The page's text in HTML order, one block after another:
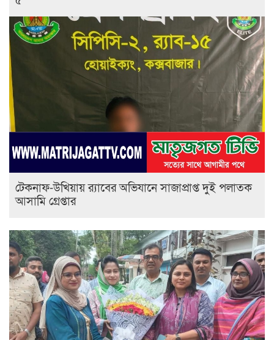
টেকনাফ-উখিয়ায় র‌্যাবের অভিযানে সাজাপ্রাপ্ত দুই পলাতক
আসামি গ্রেপ্তার